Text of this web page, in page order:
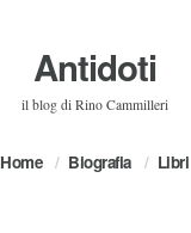
Antidoti
il blog di Rino Cammilleri
Home Biografia Libri